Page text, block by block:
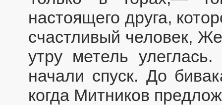
настоящего друга,
счастливый человек,
утру метель
начали спуск. До
когда Митников